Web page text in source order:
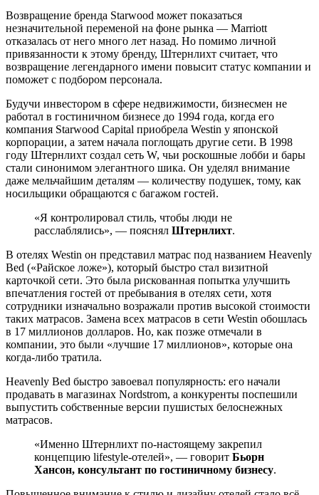
Возвращение бренда Starwood может показаться
незначительной переменой на фоне рынка — Marriott
отказалась от него много лет назад. Но помимо личной
привязанности к этому бренду, Штернлихт считает, что
возвращение легендарного имени повысит статус компании и
поможет с подбором персонала.
Будучи инвестором в сфере недвижимости, бизнесмен не
работал в гостиничном бизнесе до 1994 года, когда его
компания Starwood Capital приобрела Westin у японской
корпорации, а затем начала поглощать другие сети. В 1998
году Штернлихт создал сеть W, чьи роскошные лобби и бары
стали синонимом элегантного шика. Он уделял внимание
даже мельчайшим деталям — количеству подушек, тому, как
носильщики обращаются с багажом гостей.
«Я контролировал стиль, чтобы люди не
расслаблялись», — пояснял Штернлихт.
В отелях Westin он представил матрас под названием Heavenly
Bed («Райское ложе»), который быстро стал визитной
карточкой сети. Это была рискованная попытка улучшить
впечатления гостей от пребывания в отелях сети, хотя
сотрудники изначально возражали против высокой стоимости
таких матрасов. Замена всех матрасов в сети Westin обошлась
в 17 миллионов долларов. Но, как позже отмечали в
компании, это были «лучшие 17 миллионов», которые она
когда-либо тратила.
Heavenly Bed быстро завоевал популярность: его начали
продавать в магазинах Nordstrom, а конкуренты поспешили
выпустить собственные версии пушистых белоснежных
матрасов.
«Именно Штернлихт по-настоящему закрепил
концепцию lifestyle-отелей», — говорит Бьорн
Хансон, консультант по гостиничному бизнесу.